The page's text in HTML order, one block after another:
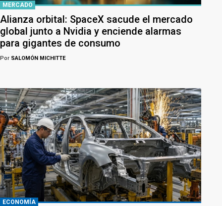
MERCADO
Alianza orbital: SpaceX sacude el mercado
global junto a Nvidia y enciende alarmas
para gigantes de consumo
Por SALOMÓN MICHITTE
ECONOMÍA